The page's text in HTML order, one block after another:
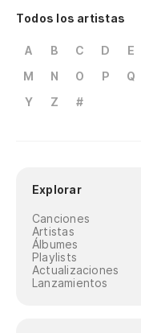
Todos los artistas
A B C D E
M
N O P Q
Y
Z #
Explorar
Canciones
Artistas
Álbumes
Playlists
Actualizaciones
Lanzamientos